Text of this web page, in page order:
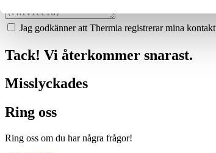
Jag godkänner att Thermia registrerar mina
Tack! Vi återkommer snarast.
Misslyckades
Ring oss
Ring oss om du har några frågor!